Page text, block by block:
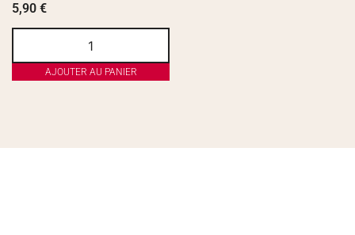
5,90 €
AJOUTER AU PANIER